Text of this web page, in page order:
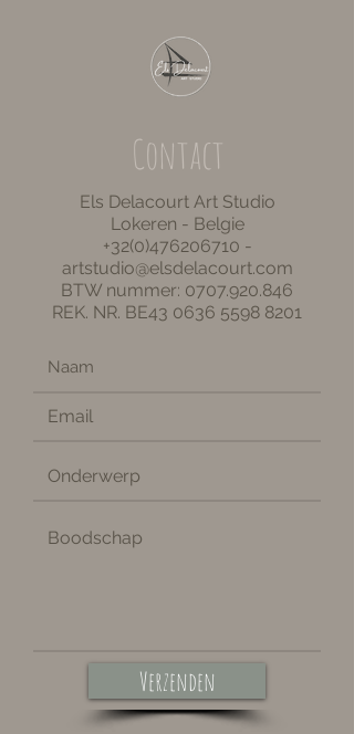
Contact
Els Delacourt Art Studio
Lokeren - Belgie
+32(0)476206710 -
artstudio@elsdelacourt.com
BTW nummer: 0707.920.846
REK. NR. BE43 0636 5598 8201
Verzenden